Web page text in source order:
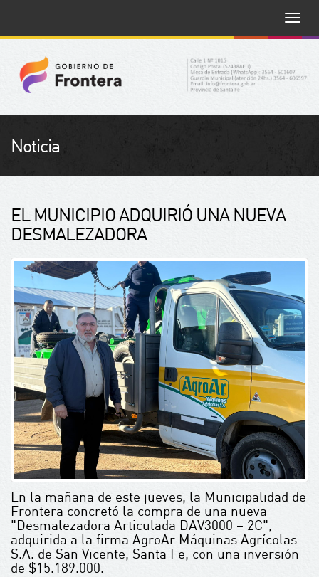
Toggle
Noticia
EL MUNICIPIO ADQUIRIÓ UNA NUEVA
DESMALEZADORA
En la mañana de este jueves, la Municipalidad de
Frontera concretó la compra de una nueva
"Desmalezadora Articulada DAV3000 – 2C",
adquirida a la firma AgroAr Máquinas Agrícolas
S.A. de San Vicente, Santa Fe, con una inversión
de $15.189.000.